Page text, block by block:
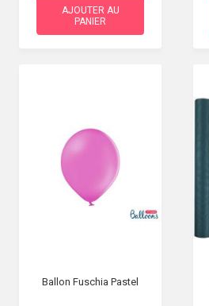
AJOUTER AU
PANIER
Ballon Fuschia Pastel